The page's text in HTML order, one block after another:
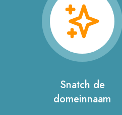
Snatch de
domeinnaam